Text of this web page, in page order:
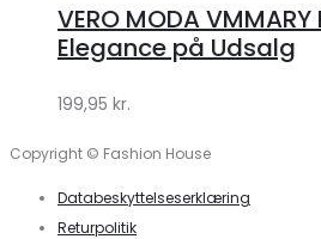
Klædeskabet.dk
VERO MODA
Elegance på Udsalg
199,95 kr.
Copyright © Fashion House
Databeskyttelseserklæring
Returpolitik